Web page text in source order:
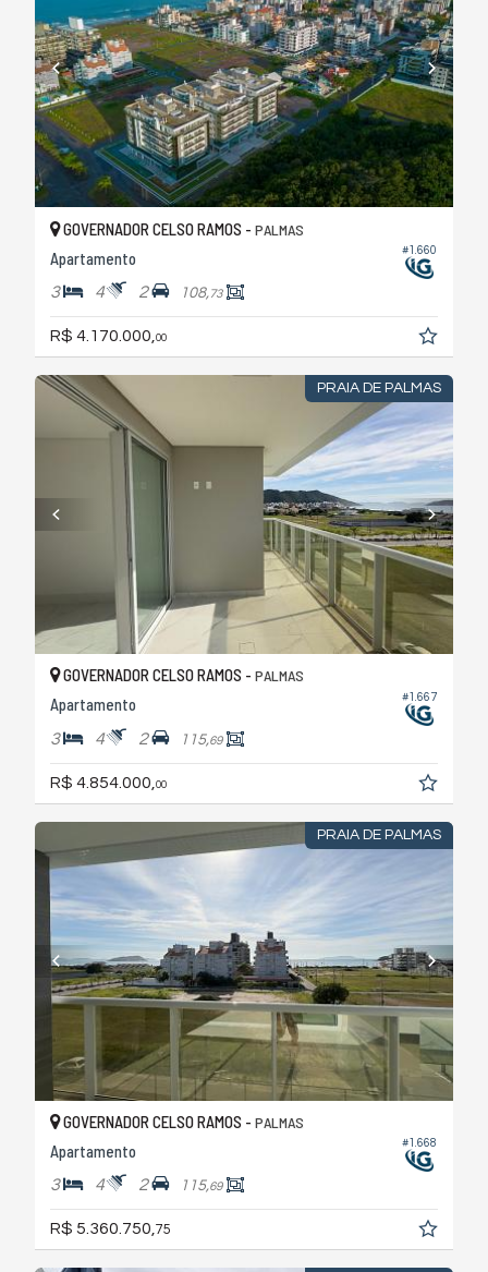
#1.660
GOVERNADOR CELSO RAMOS - PALMAS
Apartamento
3 4 2 108,73
R$ 4.170.000, 00
PRAIA DE PALMAS
#1.667
GOVERNADOR CELSO RAMOS - PALMAS
Apartamento
3 4 2 115,69
R$ 4.854.000, 00
PRAIA DE PALMAS
#1.668
GOVERNADOR CELSO RAMOS - PALMAS
Apartamento
3 4 2 115,69
R$ 5.360.750,75